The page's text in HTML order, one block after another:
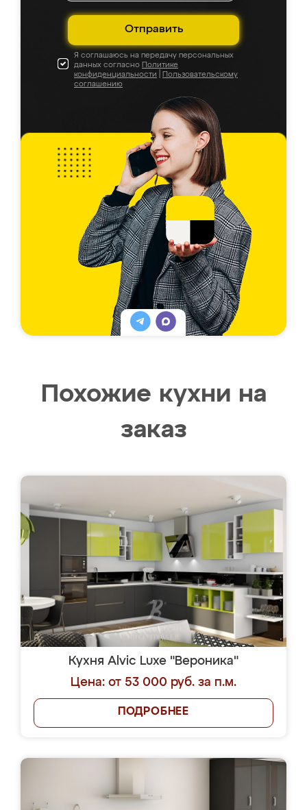
Отправить
Я соглашаюсь на передачу персональных
данных согласно Политике
конфиденциальности
Пользовательскому
соглашению
Похожие кухни на
заказ
Кухня Alvic Luxe "Вероника"
Цена: от 53 000 руб. за п.м.
ПОДРОБНЕЕ